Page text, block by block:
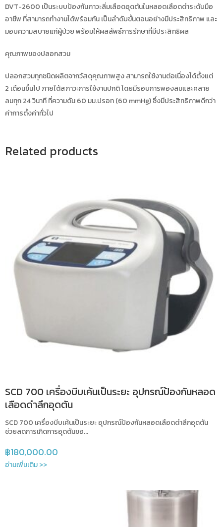
DVT-2600 เป็นระบบป้องกันภาวะลิ่มเลือดอุดตันในหลอดเลือดดำระดับมือ
อาชีพ ที่สามารถทำงานได้พร้อมกัน เป็นลำดับขั้นตอนอย่างมีประสิทธิภาพ และ
มอบความสบายแก่ผู้ป่วย พร้อมให้ผลลัพธ์การรักษาที่มีประสิทธิผล
คุณภาพของปลอกสวม
ปลอกสวมทุกชนิดผลิตจากวัสดุคุณภาพสูง สามารถใช้งานต่อเนื่องได้ตั้งแต่
2 เดือนขึ้นไป ภายใต้สภาวะการใช้งานปกติ โดยมีรอบการพองลมและคลาย
ลมทุก 24 วินาที ที่ความดัน 60 มม.ปรอท (60 mmHg) ซึ่งมีประสิทธิภาพดีกว่า
ค่าการตั้งค่าทั่วไป
Related products
SCD 700 เครื่องบีบเค้นเป็นระยะ อุปกรณ์ป้องกันหลอด
เลือดดำลึกอุดตัน
SCD 700 เครื่องบีบเค้นเป็นระยะ อุปกรณ์ป้องกันหลอดเลือดดำลึกอุดตัน
ช่วยลดการเกิดการอุดตันขอ...
฿180,000.00
อ่านเพิ่มเติม >>